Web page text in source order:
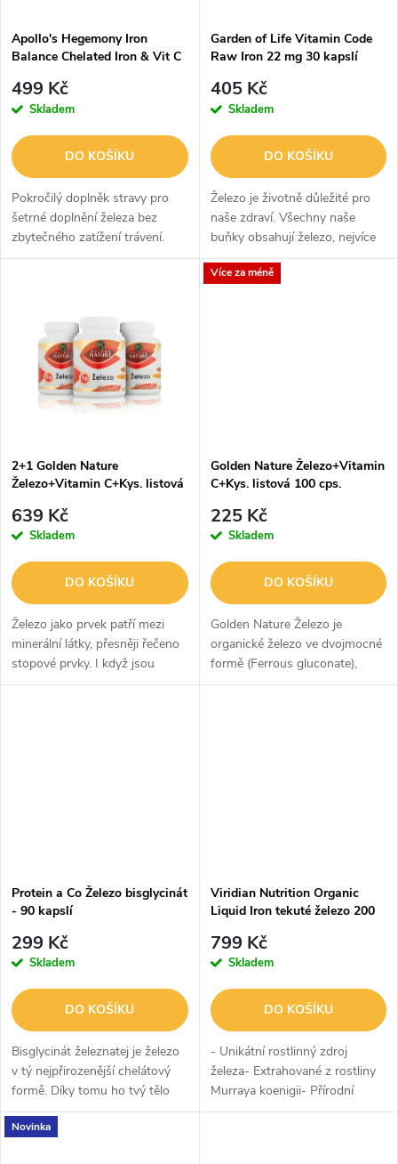
p
r
o
d
u
s
p
r
o
d
u
Apollo's Hegemony Iron
Balance Chelated Iron & Vit C
499 Kč
Skladem
DO KOŠÍKU
Pokročilý doplněk stravy pro
šetrné doplnění železa bez
zbytečného zatížení trávení.
Garden of Life Vitamin Code
Raw Iron 22 mg 30 kapslí
405 Kč
Skladem
DO KOŠÍKU
Železo je životně důležité pro
naše zdraví. Všechny naše
buňky obsahují železo, nejvíce
je ho však obsaženo v
červených krvinkách. Hraje také
2+1 Golden Nature
Železo+Vitamin C+Kys. listová
639 Kč
Skladem
DO KOŠÍKU
Železo jako prvek patří mezi
minerální látky, přesněji řečeno
stopové prvky. I když jsou
stopové prvky v organismu
Více za méně
Golden Nature Železo+Vitamin
C+Kys. listová 100 cps.
225 Kč
Skladem
DO KOŠÍKU
Golden Nature Železo je
organické železo ve dvojmocné
formě (Ferrous gluconate),
které vyniká svojí
Protein a Co Železo bisglycinát
- 90 kapslí
299 Kč
Skladem
DO KOŠÍKU
Bisglycinát železnatej je železo
v tý nejpřirozenější chelátový
formě. Díky tomu ho tvý tělo
přijme mnohem líp než běžný
anorganický formy, vezme si z
Viridian Nutrition Organic
Liquid Iron tekuté železo 200
799 Kč
Skladem
DO KOŠÍKU
- Unikátní rostlinný zdroj
železa- Extrahované z rostliny
Murraya koenigii- Přírodní
forma velmi dobře využitelná
Novinka